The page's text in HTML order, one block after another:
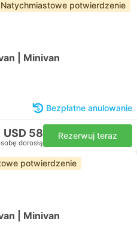
Natychmiastowe potwierdzenie
| Minivan
Bezpłatne anulowanie
USD 58
dorosłą
Rezerwuj teraz
potwierdzenie
| Minivan